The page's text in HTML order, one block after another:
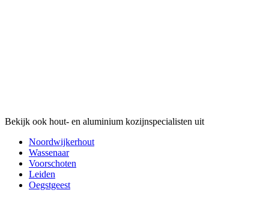
Bekijk ook hout- en aluminium kozijnspecialisten uit
Noordwijkerhout
Wassenaar
Voorschoten
Leiden
Oegstgeest